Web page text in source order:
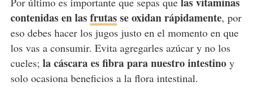
contenidas en lasfrutasse oxidan rápidamente, por
eso debes hacer los jugos justo en el momento en que
los vas a consumir. Evita agregarles azúcar y no los
cueles; la cáscara es fibra para nuestro intestinoy
solo ocasiona beneficios a la flora intestinal.